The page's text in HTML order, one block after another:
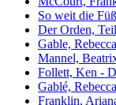
So weit die
Der Orden,
Gable,
Mannel,
Follett, Ken -
Gablé,
Franklin,